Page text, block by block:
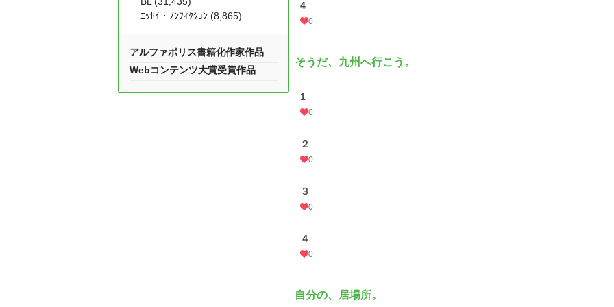
4
0
そうだ、九州へ行こう。
1
0
２
0
３
0
４
0
自分の、居場所。
ｴｯｾｲ・ﾉﾝﾌｨｸｼｮﾝ (8,865)
アルファポリス書籍化作家作品
Webコンテンツ大賞受賞作品